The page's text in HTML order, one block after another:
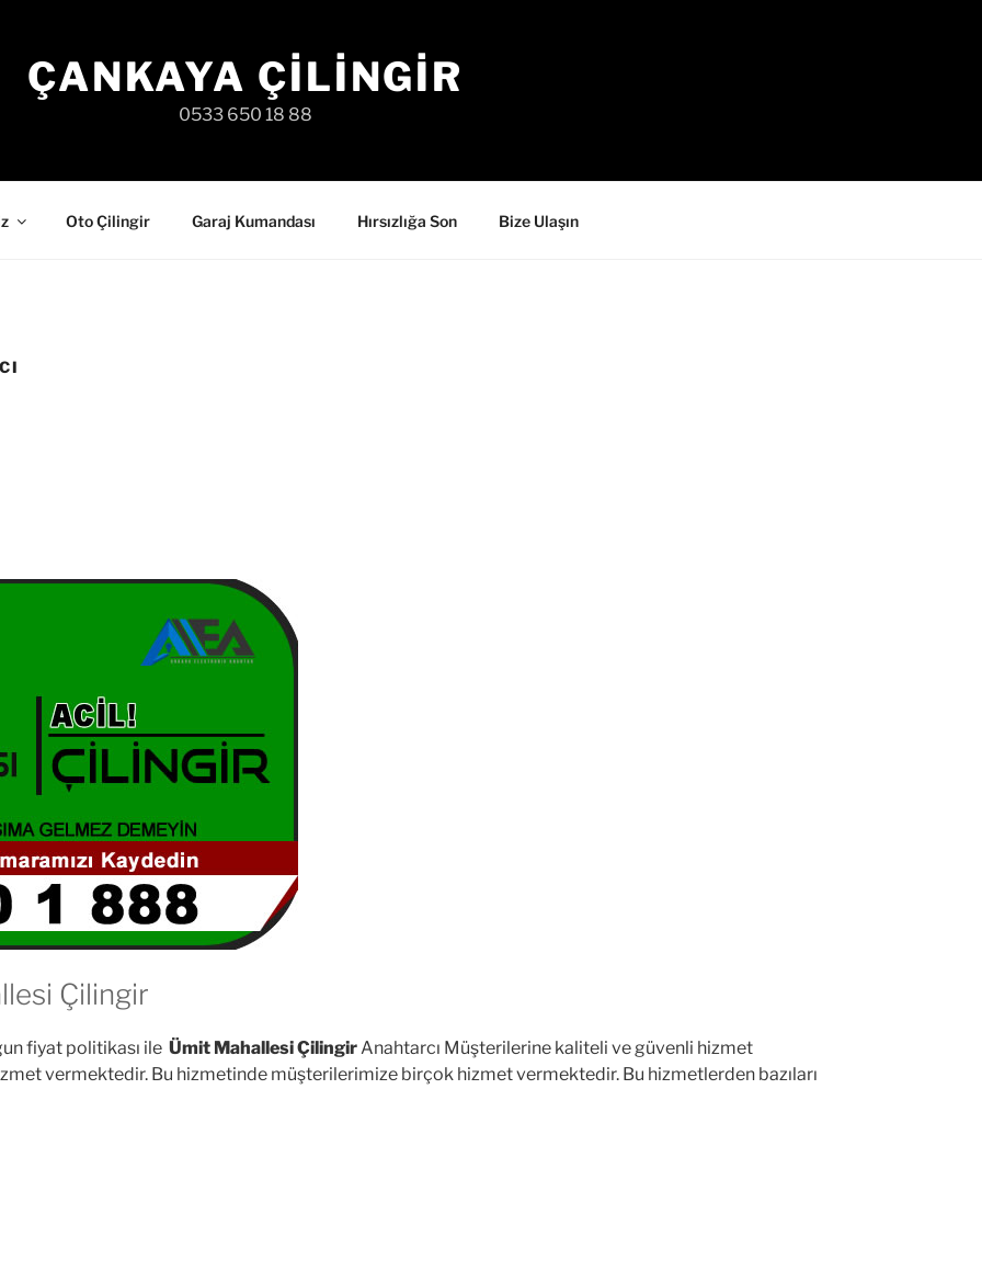
ÇANKAYA ÇILINGIR
0533 650 18 88
Oto Çilingir Garaj Kumandası Hırsızlığa Son Bize Ulaşın
Çilingir
fiyat politikası ile Ümit Mahallesi ÇilingirAnahtarcı Müşterilerine kaliteli ve güvenli hizmet
vermektedir. Bu hizmetinde müşterilerimize birçok hizmet vermektedir. Bu hizmetlerden bazıları